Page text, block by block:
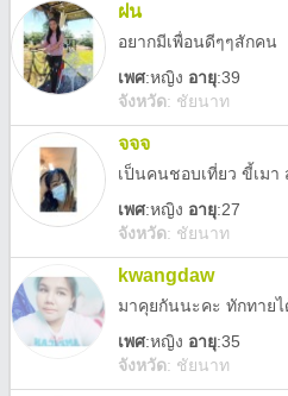
ฝน
อยากมีเพื่อนดีๆๆสักคน
เพศ:หญิง อายุ:39
จังหวัด: ชัยนาท
จจจ
เพศ:หญิง อายุ:27
จังหวัด: ชัยนาท
kwangdaw
มาคุยกันนะคะ ทักทายไ
เพศ:หญิง อายุ:35
จังหวัด: ชัยนาท